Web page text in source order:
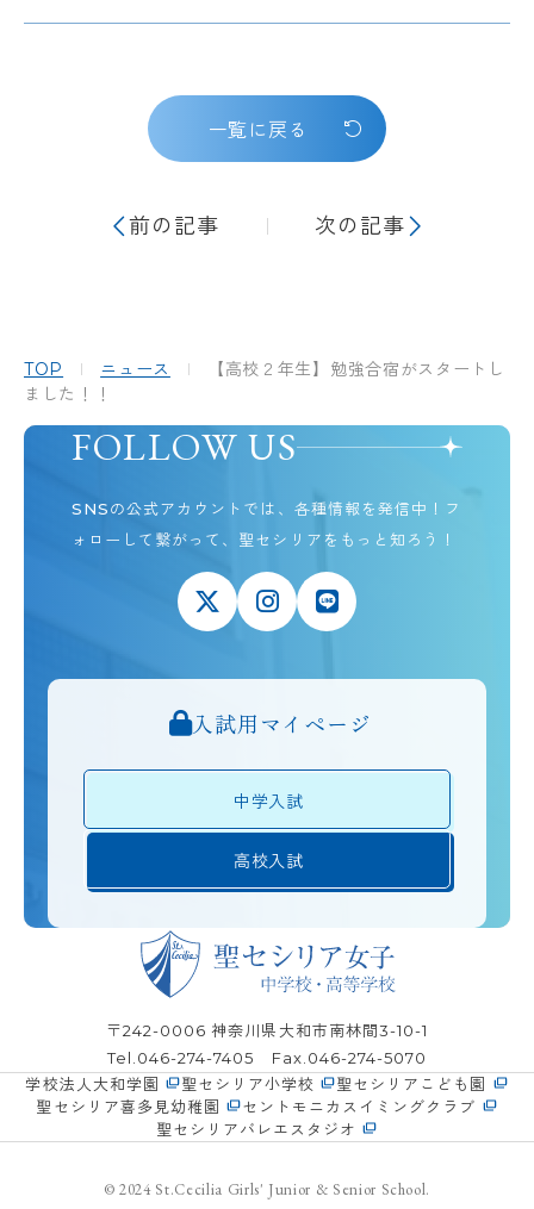
前の記事
一覧に戻る
次の記事
TOP ニュース
【高校２年生】勉強合宿がスタートし
ました！！
FOLLOW US
SNSの公式アカウントでは、各種情報を発信中！ フ
ォローして繋がって、聖セシリアをもっと知ろう！
入試用マイページ
中学入試
高校入試
〒242-0006神奈川県大和市南林間3-10-1
Tel. 046-274-7405 Fax.046-274-5070
学校法人大和学園
聖セシリア小学校
聖セシリアこども園
聖セシリア喜多見幼稚園
セントモニカスイミングクラブ
聖セシリアバレエスタジオ
© 2024 St.Cecilia Girls' Junior & Senior School.